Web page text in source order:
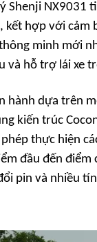
Shenji NX9031
hợp với cảm
minh mới
và hỗ trợ lái xe
hành dựa trên
kiến trúc
thực hiện
đầu đến điểm
pin và nhiều